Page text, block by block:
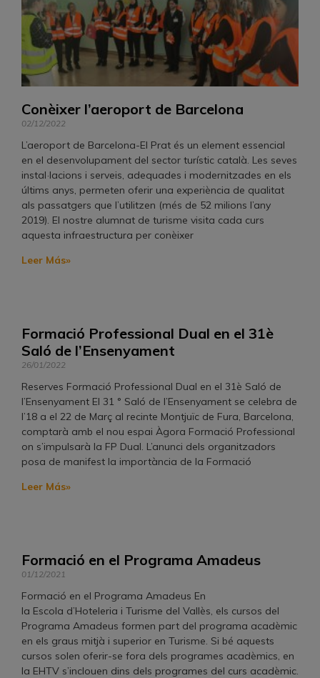
Conèixer l’aeroport de Barcelona
02/12/2022
L’aeroport de Barcelona-El Prat és un element essencial
en el desenvolupament del sector turístic català. Les seves
instal·lacions i serveis, adequades i modernitzades en els
últims anys, permeten oferir una experiència de qualitat
als passatgers que l’utilitzen (més de 52 milions l’any
2019). El nostre alumnat de turisme visita cada curs
aquesta infraestructura per conèixer
Leer Más»
Formació Professional Dual en el 31è
Saló de l’Ensenyament
26/01/2022
Reserves Formació Professional Dual en el 31è Saló de
l’Ensenyament El 31 ° Saló de l’Ensenyament se celebra de
l’18 a el 22 de Març al recinte Montjuïc de Fura, Barcelona, ​​
comptarà amb el nou espai Àgora Formació Professional
on s’impulsarà la FP Dual. L’anunci dels organitzadors
posa de manifest la importància de la Formació
Leer Más»
Formació en el Programa Amadeus
01/12/2021
Formació en el Programa Amadeus En
la Escola d’Hoteleria i Turisme del Vallès, els cursos del
Programa Amadeus formen part del programa acadèmic
en els graus mitjà i superior en Turisme. Si bé aquests
cursos solen oferir-se fora dels programes acadèmics, en
la EHTV s’inclouen dins dels programes del curs acadèmic.